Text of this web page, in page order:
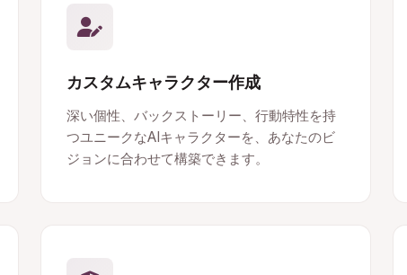
カスタムキャラクター作成
深い個性、バックストーリー、行動特性を持
つユニークなAIキャラクターを、あなたのビ
ジョンに合わせて構築できます。